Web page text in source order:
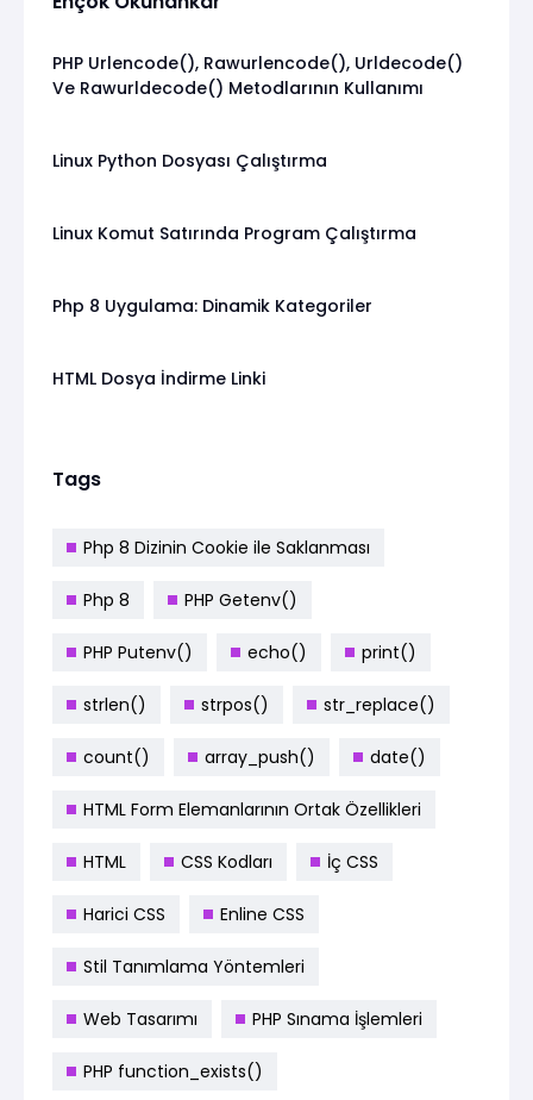
PHP Urlencode(), Rawurlencode(), Urldecode()
Ve Rawurldecode() Metodlarının Kullanımı
Linux Python Dosyası Çalıştırma
Linux Komut Satırında Program Çalıştırma
Php 8 Uygulama: Dinamik Kategoriler
HTML Dosya İndirme Linki
Tags
Php 8 Dizinin Cookie ile Saklanması
Php 8 PHP Getenv()
PHP Putenv() echo() print()
strlen() strpos() str_replace()
count() array_push() date()
HTML Form Elemanlarının Ortak Özellikleri
HTML CSS Kodları İç CSS
Harici CSS Enline CSS
Stil Tanımlama Yöntemleri
Web Tasarımı PHP Sınama İşlemleri
PHP function_exists()